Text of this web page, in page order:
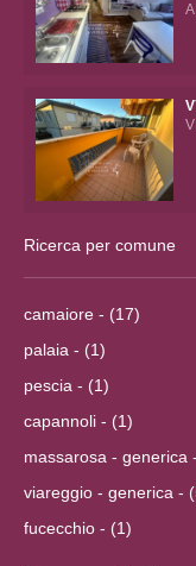
Ricerca per comune
camaiore - (17)
palaia - (1)
pescia - (1)
capannoli - (1)
massarosa - generica
viareggio - generica -
fucecchio - (1)